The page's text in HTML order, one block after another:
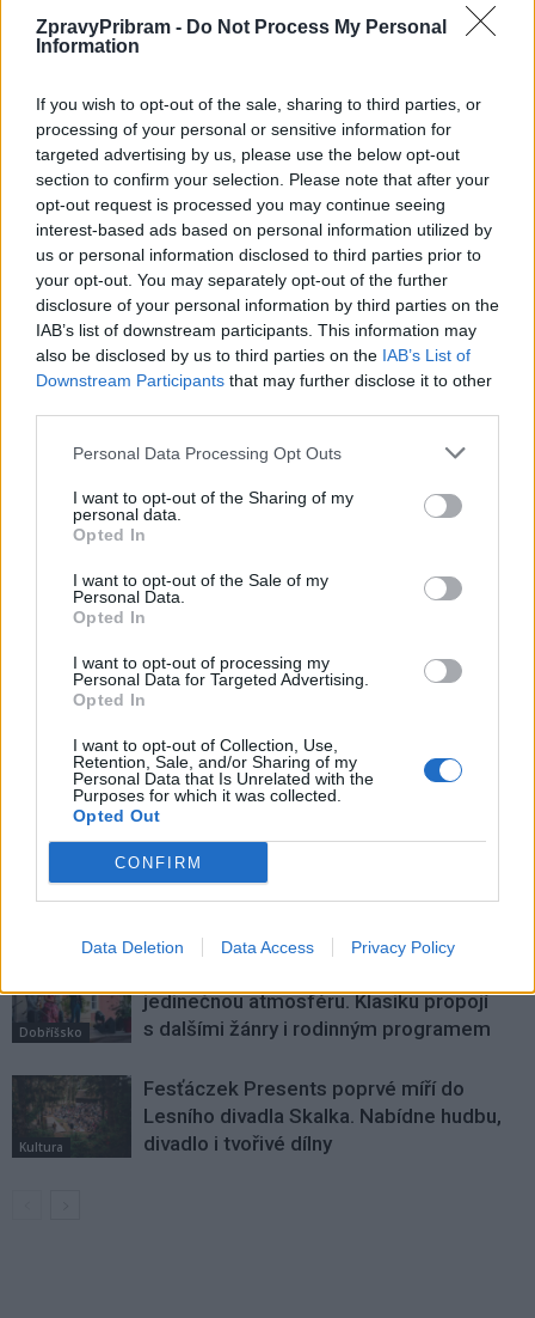
ZpravyPribram - Do Not Process My Personal
Information
If you wish to opt-out of the sale, sharing to third parties, or
processing of your personal or sensitive information for
targeted advertising by us, please use the below opt-out
section to confirm your selection. Please note that after your
opt-out request is processed you may continue seeing
interest-based ads based on personal information utilized by
us or personal information disclosed to third parties prior to
your opt-out. You may separately opt-out of the further
disclosure of your personal information by third parties on the
IAB’s list of downstream participants. This information may
also be disclosed by us to third parties on the IAB’s List of
Downstream Participants that may further disclose it to other
Personal Data Processing Opt Outs
I want to opt-out of the Sharing of my
personal data.
Opted In
I want to opt-out of the Sale of my
Personal Data.
Opted In
I want to opt-out of processing my
Personal Data for Targeted Advertising.
Opted In
I want to opt-out of Collection, Use,
Retention, Sale, and/or Sharing of my
Personal Data that Is Unrelated with the
Purposes for which it was collected.
Opted Out
CONFIRM
Data Deletion Data Access Privacy Policy
Komentáře
TAGY Cena města Příbrami listopad nominace
Předchozí článek
Čtvrtky patří Na Marii
Hospodskému kvízu
Významná evropská
restaurátorská společnost
muzeum Příbram kopie
historických předmětů
SOUVISEJÍCÍ ČLÁNKY
VÍCE OD AUTORA
Dnes se v Příbrami otevře výstava
Rovnováha života. Vernisáž nabídne
Dobříšsko
jedinečnou atmosféru. Klasiku propojí
s dalšími žánry i rodinným programem
Kultura
Fesťáczek Presents poprvé míří do
Lesního divadla Skalka. Nabídne hudbu,
divadlo i tvořivé dílny